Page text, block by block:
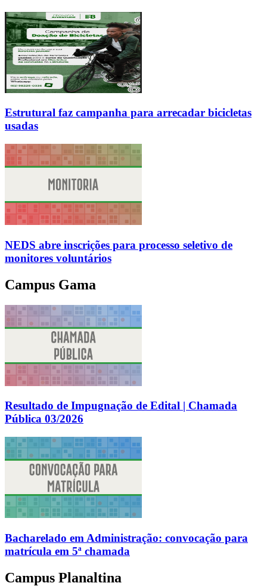
Estrutural faz campanha para arrecadar bicicletas
usadas
NEDS abre inscrições para processo seletivo de
monitores voluntários
Campus Gama
Resultado de Impugnação de Edital | Chamada
Pública 03/2026
Bacharelado em Administração: convocação para
matrícula em 5ª chamada
Campus Planaltina